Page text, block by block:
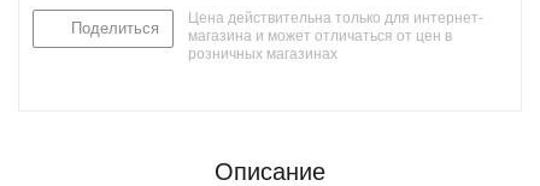
Поделиться
Цена действительна только для интернет-
магазина и может отличаться от цен в
розничных магазинах
Описание